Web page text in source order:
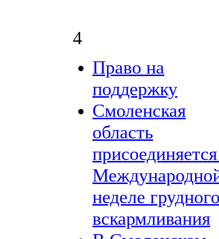
4
Право на
поддержку
Смоленская
область
неделе
вскармливания